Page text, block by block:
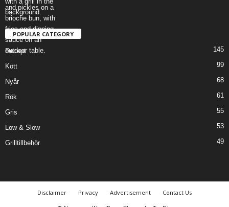
POPULAR CATEGORY
Recept 145
Kött 99
Nyår 68
Rök 61
Gris 55
Low & Slow 53
Grilltillbehör 49
Disclaimer Privacy Advertisement
Contact Us